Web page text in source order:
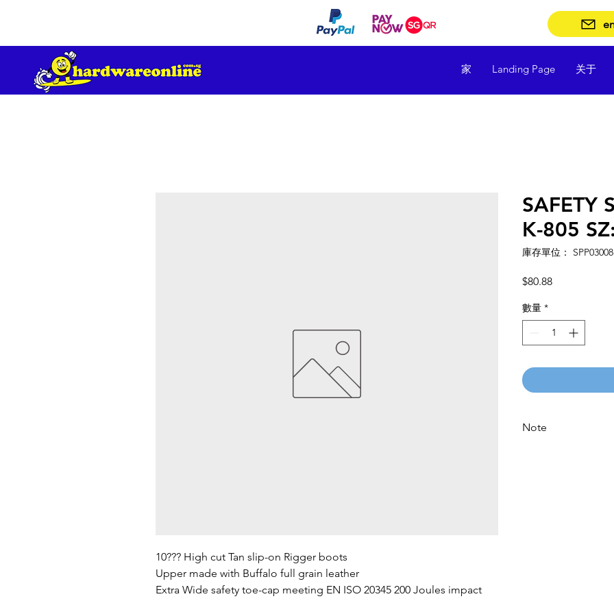
家 Landing Page 关于
10??? High cut Tan slip-on Rigger boots
Upper made with Buffalo full grain leather
Extra Wide safety toe-cap meeting EN ISO 20345 200 Joules impact
SAFETY
K-805
庫存單位：
$80.88價
數量 *
Note